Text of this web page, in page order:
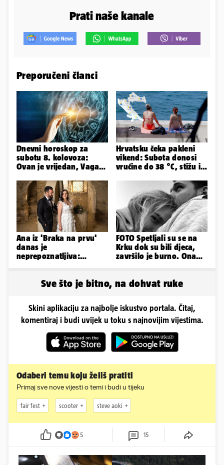
Prati naše kanale
Preporučeni članci
Dnevni horoskop za
subotu 8. kolovoza:
Ovan je vrijedan, Vaga
Hrvatsku čeka pakleni
vikend: Subota donosi
vrućine do 38 °C, stižu i
Ana iz 'Braka na prvu'
danas je
neprepoznatljiva:
FOTO Spetljali su se na
Krku dok su bili djeca,
završilo je burno. Ona
Sve što je bitno, na dohvat ruke
Skini aplikaciju za najbolje iskustvo portala. Čitaj,
komentiraj i budi uvijek u toku s najnovijim vijestima.
Odaberi temu koju želiš pratiti
Primaj sve nove vijesti o temi i budi u tijeku
fair fest scooter steve aoki
5 15